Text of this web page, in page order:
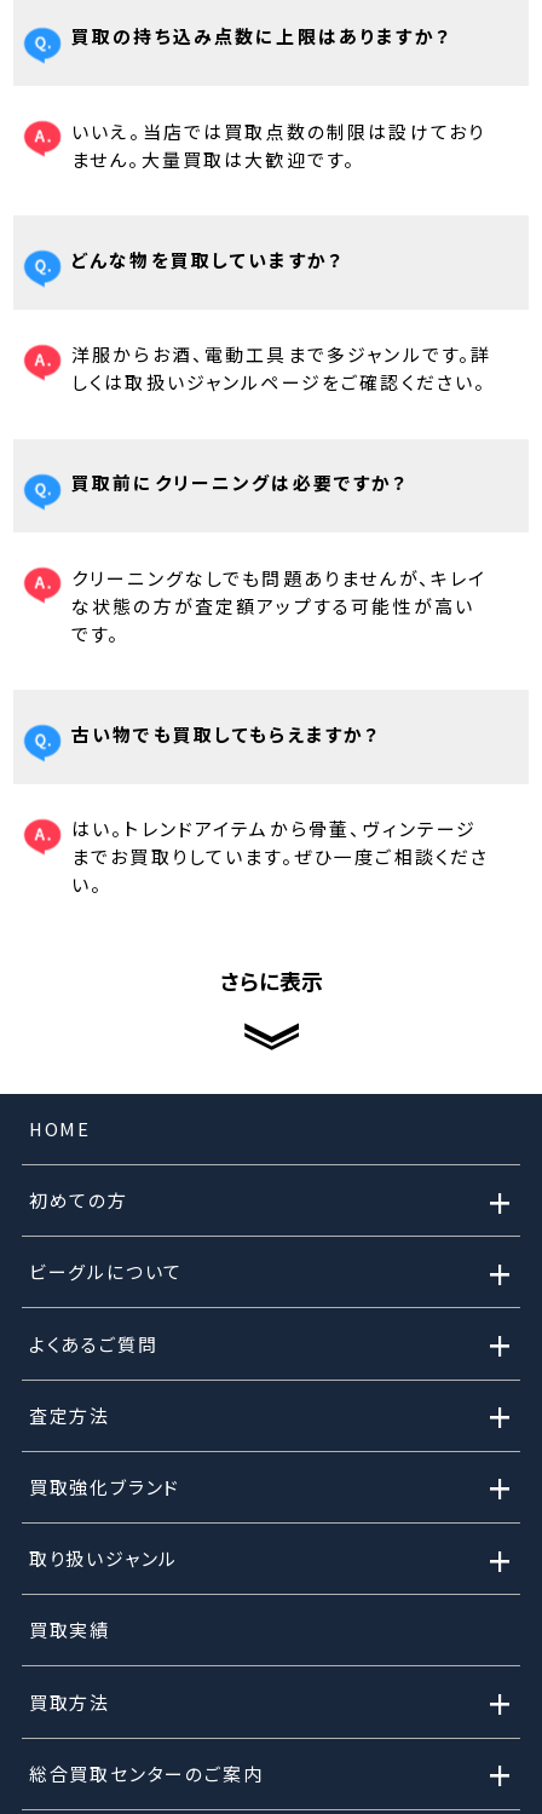
買取の持ち込み点数に上限はありますか？
いいえ。当店では買取点数の制限は設けており
ません。大量買取は大歓迎です。
どんな物を買取していますか？
洋服からお酒、電動工具まで多ジャンルです。詳
しくは取扱いジャンルページをご確認ください。
買取前にクリーニングは必要ですか？
クリーニングなしでも問題ありませんが、キレイ
な状態の方が査定額アップする可能性が高い
です。
古い物でも買取してもらえますか？
はい。トレンドアイテムから骨董、ヴィンテージ
までお買取りしています。ぜひ一度ご相談くださ
い。
さらに表示
HOME
初めての方 +
ビーグルについて +
よくあるご質問 +
査定方法 +
買取強化ブランド +
取り扱いジャンル +
買取実績
買取方法 +
総合買取センターのご案内 +